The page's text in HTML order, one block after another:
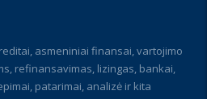
asmeniniai finansai, vartojimo
refinansavimas, lizingas, bankai,
patarimai, analizė ir kita